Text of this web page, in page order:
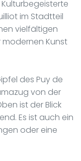
im Stadtteil
vielfältigen
Kunst
des Puy de
von der
ist der Blick
Es ist auch ein
oder eine